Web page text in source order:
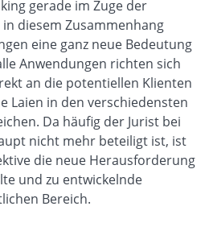
gerade im Zuge der
diesem Zusammenhang
eine ganz neue Bedeutung
Anwendungen richten sich
an die potentiellen Klienten
Laien in den verschiedensten
Da häufig der Jurist bei
nicht mehr beteiligt ist, ist
die neue Herausforderung
und zu entwickelnde
Bereich.